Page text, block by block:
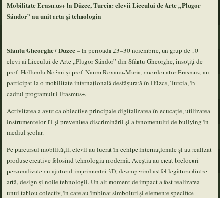
Mobilitate Erasmus+ la Düzce, Turcia: elevii Liceului de Arte „Plugor
Sándor” au unit arta și tehnologia
Sfântu Gheorghe / Düzce– În perioada 23–30 noiembrie, un grup de 10
elevi ai Liceului de Arte „Plugor Sándor” din Sfântu Gheorghe, însoțiți de
prof. Hollanda Noémi și prof. Naum Roxana-Maria, coordonator Erasmus, au
participat la o mobilitate internațională desfășurată în Düzce, Turcia, în
cadrul programului Erasmus+.
Activitatea a avut ca obiective principale digitalizarea în educație, utilizarea
instrumentelor IT și prevenirea discriminării și a fenomenului de bullying în
mediul școlar.
Pe parcursul mobilității, elevii au lucrat în echipe internaționale și au realizat
produse creative folosind tehnologia modernă. Aceștia au creat brelocuri
personalizate cu ajutorul imprimantei 3D, descoperind astfel legătura dintre
artă, design și noile tehnologii. Un alt moment de impact a fost realizarea
unui tablou colectiv, în care au îmbinat simboluri și elemente specifice